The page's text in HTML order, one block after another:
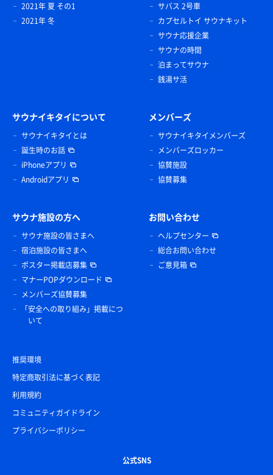
2021年 夏 その1
2021年 冬
サバス 2号車
カプセルトイ サウナキット
サウナ応援企業
サウナの時間
泊まってサウナ
銭湯サ活
サウナイキタイについて
サウナイキタイとは
誕生時のお話
iPhoneアプリ
Androidアプリ
メンバーズ
サウナイキタイメンバーズ
メンバーズロッカー
協賛施設
協賛募集
サウナ施設の方へ
サウナ施設の皆さまへ
宿泊施設の皆さまへ
ポスター掲載店募集
マナーPOPダウンロード
メンバーズ協賛募集
「安全への取り組み」掲載につ
いて
お問い合わせ
ヘルプセンター
総合お問い合わせ
ご意見箱
推奨環境
特定商取引法に基づく表記
利用規約
コミュニティガイドライン
プライバシーポリシー
公式SNS